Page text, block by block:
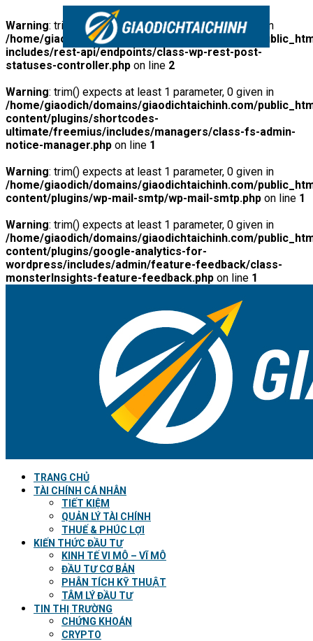
Warning: trim() expects at least 1 parameter, 0 given in
/home/giaodich/domains/giaodichtaichinh.com/
includes/rest-api/endpoints/class-wp-rest-post-
statuses-controller.php on line 2
Warning: trim() expects at least 1 parameter, 0 given in
/home/giaodich/domains/giaodichtaichinh.com/
content/plugins/shortcodes-
ultimate/freemius/includes/managers/class-fs-admin-
notice-manager.php on line 1
Warning: trim() expects at least 1 parameter, 0 given in
/home/giaodich/domains/giaodichtaichinh.com/
content/plugins/wp-mail-smtp/wp-mail-smtp.php on line 1
Warning: trim() expects at least 1 parameter, 0 given in
/home/giaodich/domains/giaodichtaichinh.com/
content/plugins/google-analytics-for-
wordpress/includes/admin/feature-feedback/class-
monsterInsights-feature-feedback.php on line 1
TRANG CHỦ
TÀI CHÍNH CÁ NHÂN
TIẾT KIỆM
QUẢN LÝ TÀI CHÍNH
THUẾ & PHÚC LỢI
KIẾN THỨC ĐẦU TƯ
KINH TẾ VI MÔ – VĨ MÔ
ĐẦU TƯ CƠ BẢN
PHÂN TÍCH KỸ THUẬT
TÂM LÝ ĐẦU TƯ
TIN THỊ TRƯỜNG
CHỨNG KHOÁN
CRYPTO